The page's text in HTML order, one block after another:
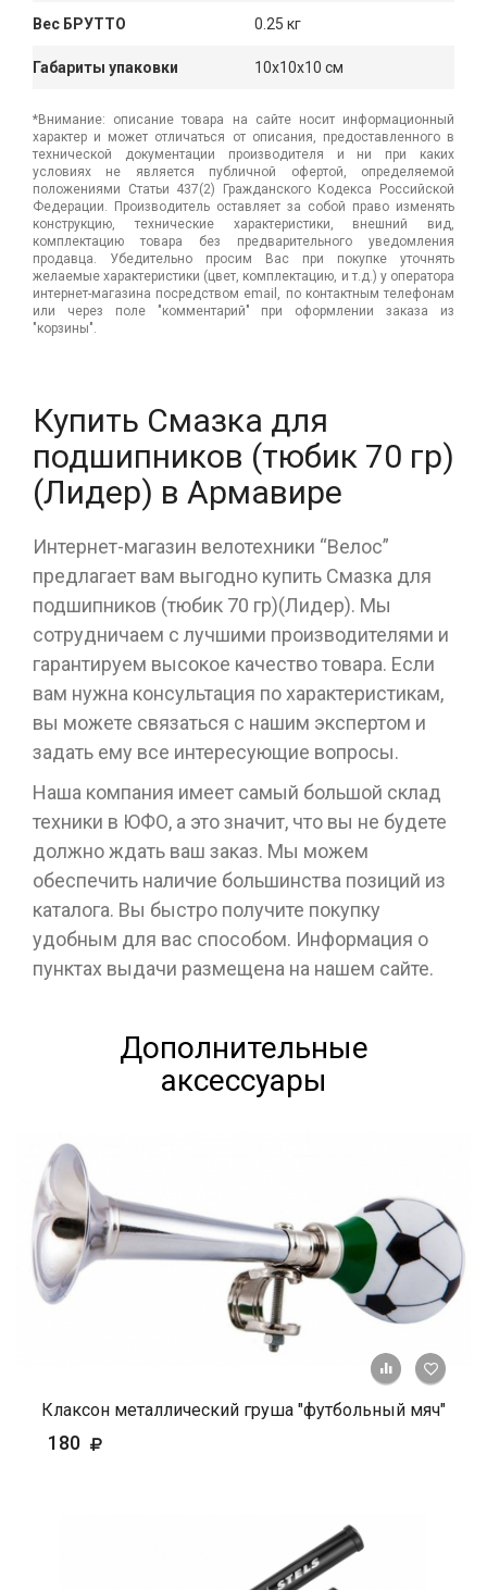
Вес БРУТТО 0.25 кг
Габариты упаковки 10x10x10 см
*Внимание: описание товара на сайте носит информационный
характер и может отличаться от описания, предоставленного в
технической документации производителя и ни при каких
условиях не является публичной офертой, определяемой
положениями Статьи 437(2) Гражданского Кодекса Российской
Федерации. Производитель оставляет за собой право изменять
конструкцию, технические характеристики, внешний вид,
комплектацию товара без предварительного уведомления
продавца. Убедительно просим Вас при покупке уточнять
желаемые характеристики (цвет, комплектацию, и т.д.) у оператора
интернет-магазина посредством email, по контактным телефонам
или через поле "комментарий" при оформлении заказа из
"корзины".
Купить Смазка для
подшипников (тюбик 70 гр)
(Лидер) в Армавире
Интернет-магазин велотехники “Велос”
предлагает вам выгодно купить Смазка для
подшипников (тюбик 70 гр)(Лидер). Мы
сотрудничаем с лучшими производителями и
гарантируем высокое качество товара. Если
вам нужна консультация по характеристикам,
вы можете связаться с нашим экспертом и
задать ему все интересующие вопросы.
Наша компания имеет самый большой склад
техники в ЮФО, а это значит, что вы не будете
должно ждать ваш заказ. Мы можем
обеспечить наличие большинства позиций из
каталога. Вы быстро получите покупку
удобным для вас способом. Информация о
пунктах выдачи размещена на нашем сайте.
Дополнительные
аксессуары
+ К
Клаксон металлический груша "футбольный мяч"
180